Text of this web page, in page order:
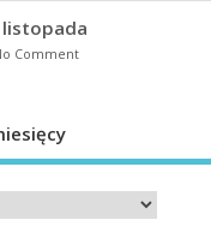
listopada
Comment